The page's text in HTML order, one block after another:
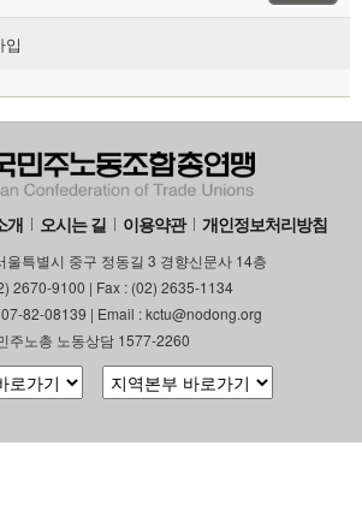
입
개 오시는 길 이용약관 개인정보처리방침
울특별시 중구 정동길 3 경향신문사 14층
2670-9100 | Fax : (02) 2635-1134
82-08139 | Email : kctu@nodong.org
주노총 노동상담 1577-2260